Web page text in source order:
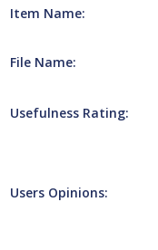
Item Name:
File Name:
Usefulness Rating:
Users Opinions: